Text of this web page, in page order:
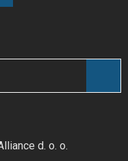
d. o. o.